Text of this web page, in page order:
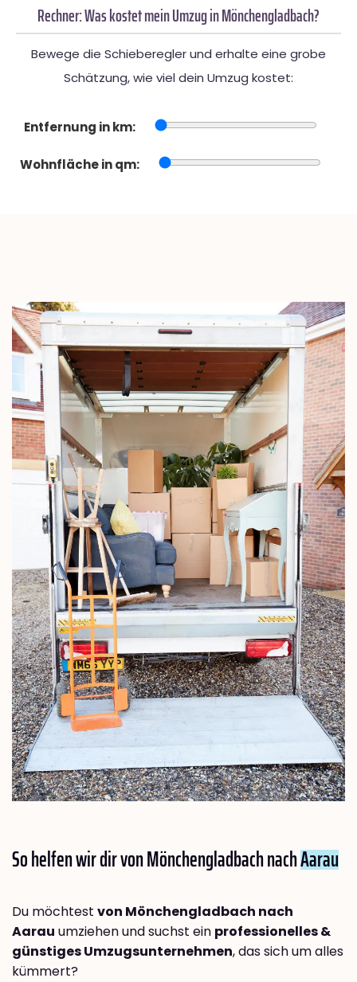
Rechner: Was kostet mein Umzug in Mönchengladbach?
Bewege die Schieberegler und erhalte eine grobe
Schätzung, wie viel dein Umzug kostet:
Entfernung in km:
Wohnfläche in qm:
So helfen wir dir von Mönchengladbach nachAarau
Du möchtest von Mönchengladbach nach
Aarau umziehen und suchst ein professionelles &
günstiges Umzugsunternehmen, das sich um alles
kümmert?